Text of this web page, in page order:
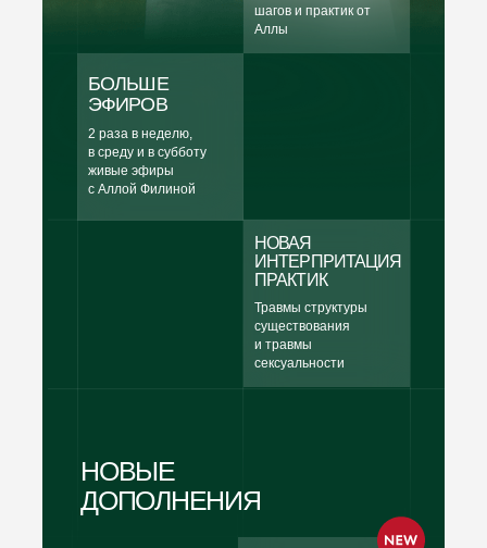
НОВЫЕ
ДОПОЛНЕНИЯ
Травмы структуры
существования
и травмы
сексуальности
НОВАЯ
ИНТЕРПРИТАЦИЯ
ПРАКТИК
2 раза в неделю,
в среду и в субботу
живые эфиры
с Аллой Филиной
БОЛЬШЕ
ЭФИРОВ
шагов и практик от
Аллы